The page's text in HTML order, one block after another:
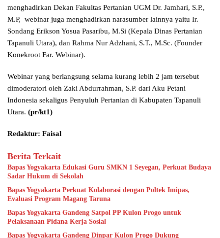
menghadirkan Dekan Fakultas Pertanian UGM Dr. Jamhari, S.P.,
M.P, webinar juga menghadirkan narasumber lainnya yaitu Ir.
Sondang Erikson Yosua Pasaribu, M.Si (Kepala Dinas Pertanian
Tapanuli Utara), dan Rahma Nur Adzhani, S.T., M.Sc. (Founder
Konekroot Far. Webinar).
Webinar yang berlangsung selama kurang lebih 2 jam tersebut
dimoderatori oleh Zaki Abdurrahman, S.P. dari Aku Petani
Indonesia sekaligus Penyuluh Pertanian di Kabupaten Tapanuli
Utara. (pr/kt1)
Redaktur: Faisal
Berita Terkait
Bapas Yogyakarta Edukasi Guru SMKN 1 Seyegan, Perkuat Budaya
Sadar Hukum di Sekolah
Bapas Yogyakarta Perkuat Kolaborasi dengan Poltek Imipas,
Evaluasi Program Magang Taruna
Bapas Yogyakarta Gandeng Satpol PP Kulon Progo untuk
Pelaksanaan Pidana Kerja Sosial
Bapas Yogyakarta Gandeng Dinpar Kulon Progo Dukung